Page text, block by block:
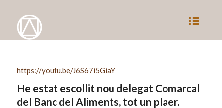
https://youtu.be/J6S67i5GiaY
He estat escollit nou delegat Comarcal
del Banc del Aliments, tot un plaer.